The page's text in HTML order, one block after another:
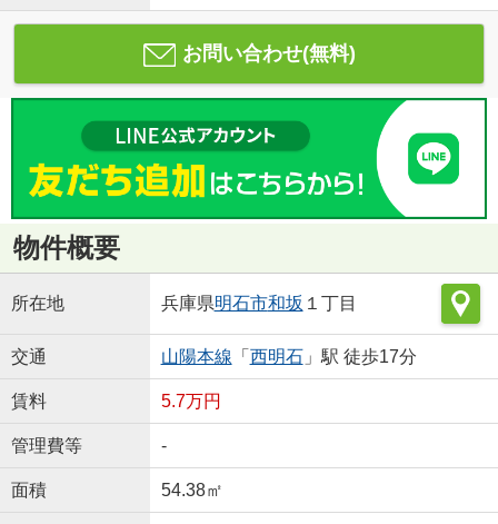
お問い合わせ(無料)
物件概要
所在地 兵庫県明石市和坂 １丁目
交通 山陽本線 「 西明石」駅 徒歩17分
賃料 5.7万円
管理費等 -
面積 54.38㎡